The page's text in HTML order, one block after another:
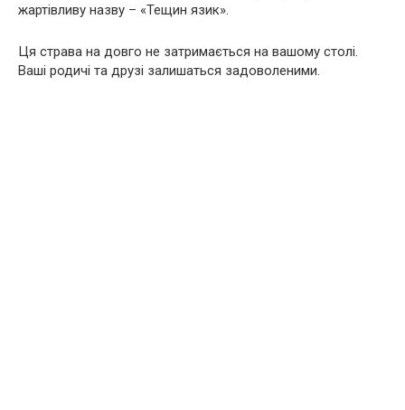
жартівливу назву – «Тещин язик».
Ця страва на довго не затримається на вашому столі.
Ваші родичі та друзі залишаться задоволеними.